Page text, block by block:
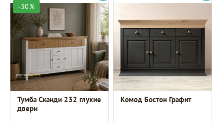
-30%
Тумба Сканди 232 глухие
двери
Комод Бостон Графит